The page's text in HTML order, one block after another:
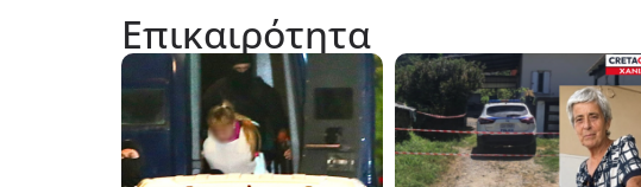
Επικαιρότητα